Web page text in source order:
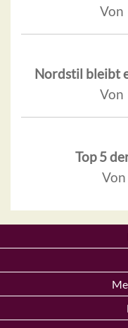
Von
Nordstil bleibt
Von
Top 5